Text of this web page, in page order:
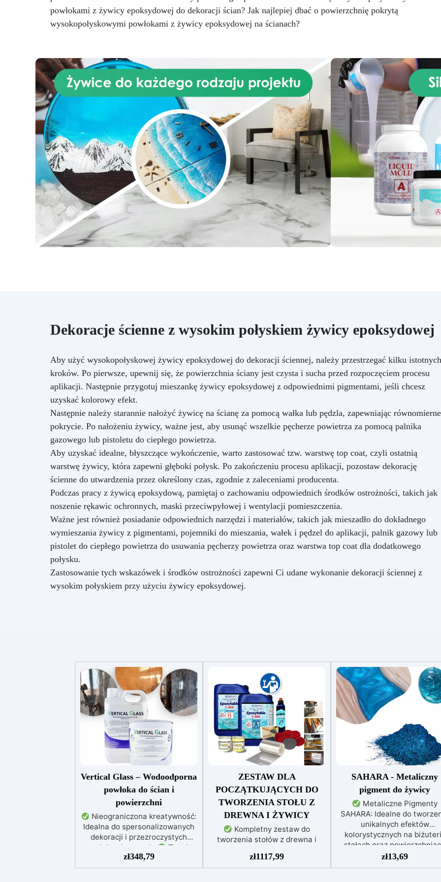
oczekiwaniami. Elektroniczna
waga ResinPro to niezbędne
narzędzie dla osób pracujących
drewna i żywicy, waga ResinPro
pozwala dokładnie odmierzyć
potrzebną ilość żywicy,
minimalizując błędy i
zapewniając idealny końcowy
rezultat, w jednym
przygotowaniu. Na co jeszcze
czekasz? Dodaj Elektroniczną
Wagę ResinPro do swojego
koszyka!
pęcherzyków podczas
perfekcyjne mieszanie żywic
epoksydowych.
perfekcyjne mieszanie
dzięki innowacyjnej
mieszalnik pozwala uzyskać
perfekcyjne i jednolite
żywic epoksydowych,
zapewniając
rezultaty.
Łatwy w
czyszczeniu i
użytku: mieszalnik jest
zaprojektowany tak, aby
łatwy w użyciu nawet dla
bez doświadczenia w
żywic. Ponadto, jest łatwy
czyszczenia i wielokrotnego
użytku, co czyni go
Oszczędza czas: dzięki
mieszaniu żywic
pęcherzykowy już dziś.
powłokami z żywicy epoksydowej do dekoracji ścian? Jak najlepiej dbać o powierzchnię pokrytą
wysokopołyskowymi powłokami z żywicy epoksydowej na ścianach?
Dekoracje ścienne z wysokim połyskiem żywicy epoksydowej
Aby użyć wysokopołyskowej żywicy epoksydowej do dekoracji ściennej, należy przestrzegać kilku istotnych
kroków. Po pierwsze, upewnij się, że powierzchnia ściany jest czysta i sucha przed rozpoczęciem procesu
aplikacji. Następnie przygotuj mieszankę żywicy epoksydowej z odpowiednimi pigmentami, jeśli chcesz
uzyskać kolorowy efekt.
Następnie należy starannie nałożyć żywicę na ścianę za pomocą wałka lub pędzla, zapewniając równomierne
pokrycie. Po nałożeniu żywicy, ważne jest, aby usunąć wszelkie pęcherze powietrza za pomocą palnika
gazowego lub pistoletu do ciepłego powietrza.
Aby uzyskać idealne, błyszczące wykończenie, warto zastosować tzw. warstwę ​​top coat, czyli ostatnią
warstwę żywicy, która zapewni głęboki połysk. Po zakończeniu procesu aplikacji, pozostaw dekorację
ścienne do utwardzenia przez określony czas, zgodnie z zaleceniami producenta.
Podczas pracy z żywicą epoksydową, pamiętaj o zachowaniu odpowiednich środków ostrożności, takich jak
noszenie rękawic ochronnych, maski przeciwpyłowej i wentylacji pomieszczenia.
Ważne jest również posiadanie odpowiednich narzędzi i materiałów, takich jak mieszadło do dokładnego
wymieszania żywicy z pigmentami, pojemniki do mieszania, wałek i pędzel do aplikacji, palnik gazowy lub
pistolet do ciepłego powietrza do usuwania pęcherzy powietrza oraz warstwa top coat dla dodatkowego
połysku.
Zastosowanie tych wskazówek i środków ostrożności zapewni Ci udane wykonanie dekoracji ściennej z
wysokim połyskiem przy użyciu żywicy epoksydowej.
Vertical Glass – Wodoodporna
powłoka do ścian i
powierzchni
Nieograniczona kreatywność:
Idealna do spersonalizowanych
dekoracji i przezroczystych
powłok ochronnych.
Trwała
ochrona: Odporna na zużycie i
wilgoć, nadaje się do
zł348,79
ZESTAW DLA
POCZĄTKUJĄCYCH DO
TWORZENIA STOŁU Z
DREWNA I ŻYWICY
Kompletny zestaw do
tworzenia stołów z drewna i
amatorów i profesjonalistów
Zawiera żywicę EPOXYTABLE 5-
zł1117,99
SAHARA - Metaliczny
pigment do żywicy
Metaliczne Pigmenty
SAHARA: Idealne do
unikalnych efektów
kolorystycznych na
stołach oraz
drewnianych i betonowych.
Wysoka Odporność na UV:
zł13,69